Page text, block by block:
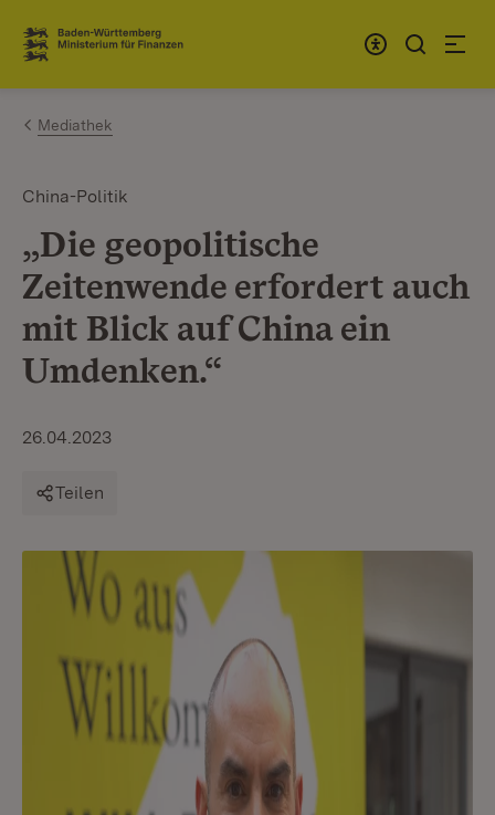
Zum Inhalt springen
Link zur Startseite
Mediathek
China-Politik
„Die geopolitische
Zeitenwende erfordert auch
mit Blick auf China ein
Umdenken.“
26.04.2023
Teilen